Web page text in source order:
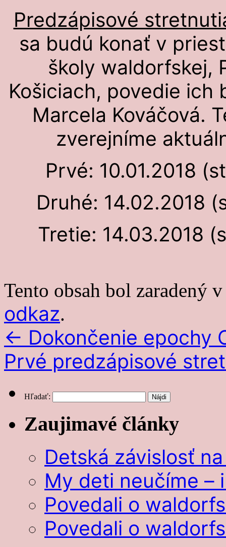
Predzápisové
sa budú konať v
školy waldorfskej,
Košiciach, povedie
Marcela Kováčová.
zverejníme
Prvé: 10.01.2018
Druhé: 14.02.2018
Tretie: 14.03.2018
Tento obsah bol zaradený
odkaz.
← Dokončenie epochy
Prvé predzápisové
Hľadať:
Zaujimavé články
Detská závislosť
My deti neučíme –
Povedali o
Povedali o